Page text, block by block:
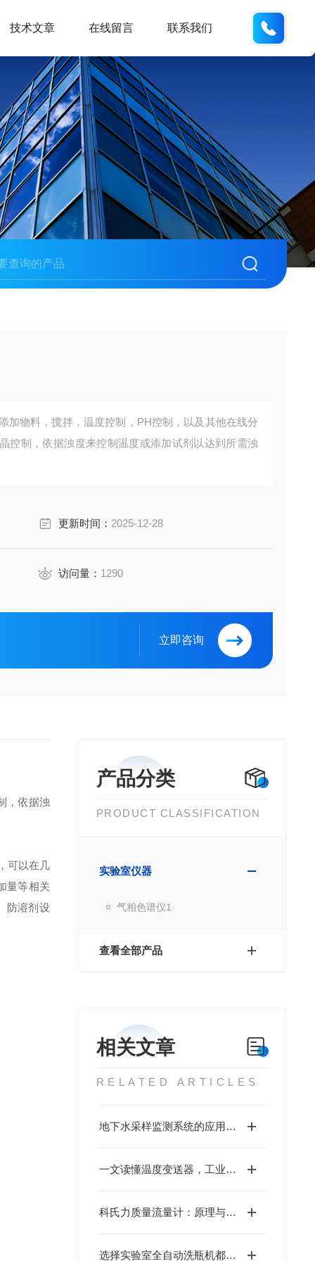
技术文章 在线留言 联系我们
加物料，搅拌，温度控制，PH控制，以及其他在线分
控制，依据浊度来控制温度或添加试剂以达到所需浊
更新时间： 2025-12-28
访问量： 1290
立即咨询
产品分类
PRODUCT CLASSIFICATION
实验室仪器
气相色谱仪1
查看全部产品
相关文章
RELATED ARTICLES
地下水采样监测系统的应用范围
一文读懂温度变送器，工业测温与信号传输核心设备指南
科氏力质量流量计：原理与应用全解析
选择实验室全自动洗瓶机都是基于哪三大理由
，依据浊
可以在几
量等相关
防溶剂设